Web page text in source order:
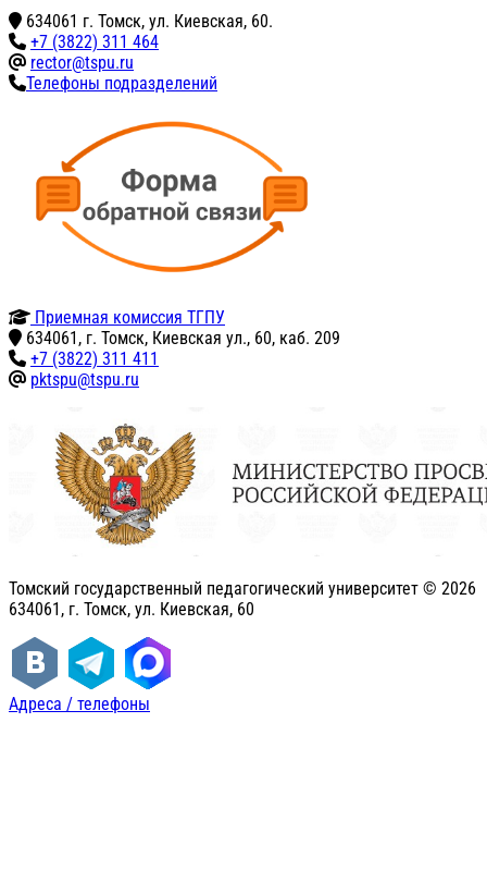
634061 г. Томск, ул. Киевская, 60.
+7 (3822) 311 464
rector@tspu.ru
Телефоны подразделений
Приемная комиссия ТГПУ
634061, г. Томск, Киевская ул., 60, каб. 209
+7 (3822) 311 411
pktspu@tspu.ru
Томский государственный педагогический университет © 2026
634061, г. Томск, ул. Киевская, 60
Адреса / телефоны